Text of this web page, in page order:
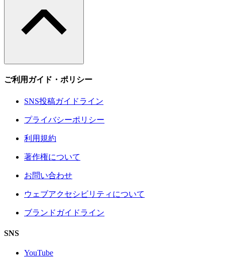
ご利用ガイド・ポリシー
SNS投稿ガイドライン
プライバシーポリシー
利用規約
著作権について
お問い合わせ
ウェブアクセシビリティについて
ブランドガイドライン
SNS
YouTube